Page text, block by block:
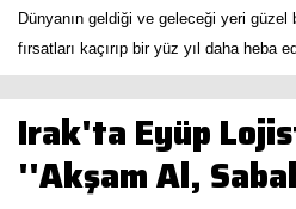
Dünyanın geldiği ve geleceği yeri
fırsatları kaçırıp bir yüz yıl daha heba
Irak'ta Eyüp
''Akşam Al,